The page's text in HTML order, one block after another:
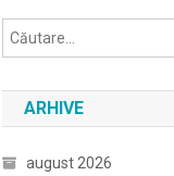
ARHIVE
august 2026